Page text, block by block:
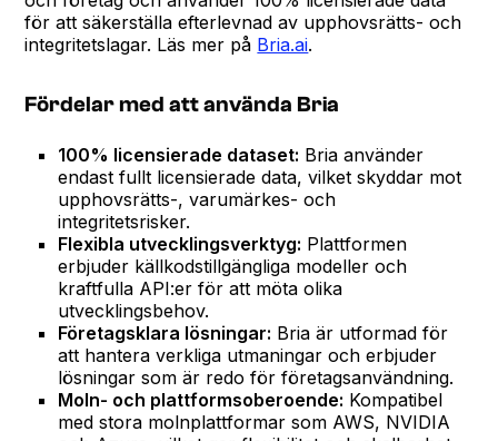
för att säkerställa efterlevnad av upphovsrätts- och
integritetslagar. Läs mer på Bria.ai.
Fördelar med att använda Bria
100% licensierade dataset: Bria använder
endast fullt licensierade data, vilket skyddar mot
upphovsrätts-, varumärkes- och
integritetsrisker.
Flexibla utvecklingsverktyg: Plattformen
erbjuder källkodstillgängliga modeller och
kraftfulla API:er för att möta olika
utvecklingsbehov.
Företagsklara lösningar: Bria är utformad för
att hantera verkliga utmaningar och erbjuder
lösningar som är redo för företagsanvändning.
Moln- och plattformsoberoende: Kompatibel
med stora molnplattformar som AWS, NVIDIA